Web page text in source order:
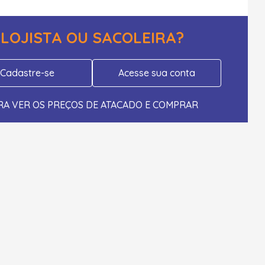
LOJISTA OU SACOLEIRA?
Cadastre-se Acesse sua conta
VER OS PREÇOS DE ATACADO E COMPRAR